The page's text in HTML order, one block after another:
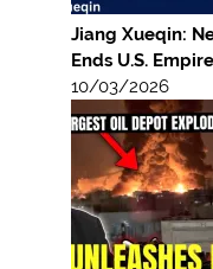
Jiang Xueqin:
Ends U.S. Empire
10/03/2026